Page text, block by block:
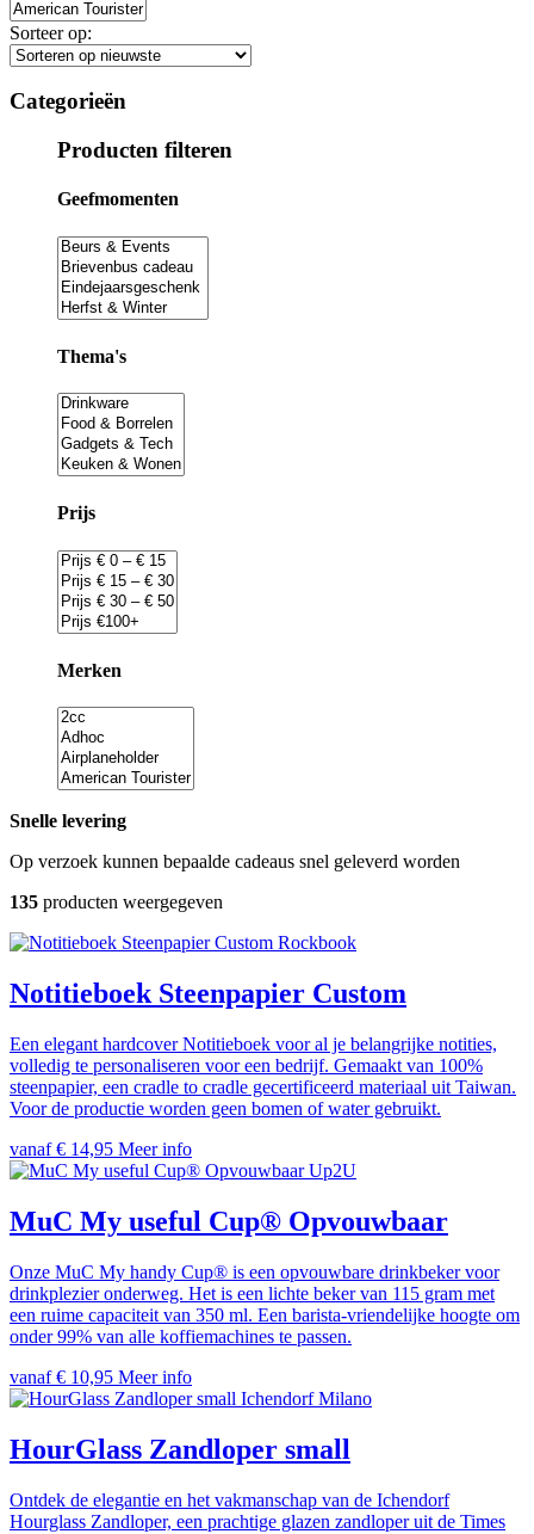
Sorteer op:
Categorieën
Producten filteren
Geefmomenten
Thema's
Prijs
Merken
Snelle levering
Op verzoek kunnen bepaalde cadeaus snel geleverd worden
135 producten weergegeven
Rockbook
Notitieboek Steenpapier Custom
Een elegant hardcover Notitieboek voor al je belangrijke notities,
volledig te personaliseren voor een bedrijf. Gemaakt van 100%
steenpapier, een cradle to cradle gecertificeerd materiaal uit Taiwan.
Voor de productie worden geen bomen of water gebruikt.
vanaf € 14,95 Meer info
Up2U
MuC My useful Cup® Opvouwbaar
Onze MuC My handy Cup® is een opvouwbare drinkbeker voor
drinkplezier onderweg. Het is een lichte beker van 115 gram met
een ruime capaciteit van 350 ml. Een barista-vriendelijke hoogte om
onder 99% van alle koffiemachines te passen.
vanaf € 10,95 Meer info
Ichendorf Milano
HourGlass Zandloper small
Ontdek de elegantie en het vakmanschap van de Ichendorf
Hourglass Zandloper, een prachtige glazen zandloper uit de Times